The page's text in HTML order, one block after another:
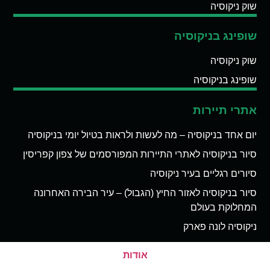
שוק ניקוסיה
שופינג בניקוסיה
שוק ניקוסיה
שופינג בניקוסיה
אתרי תיירות
יום אחד בניקוסיה – מה לעשות ולראות בטיול יומי בניקוסיה
סיור בניקוסיה לאתרי התיירות המפורסמים של צפון קפריסין
סיורים רגליים בעיר ניקוסיה
סיור בניקוסיה לאזור החיץ (הגבול) – עיר הבירה האחרונה
המחלוקת בעולם
ניקוסיה לונה פארק
אודות